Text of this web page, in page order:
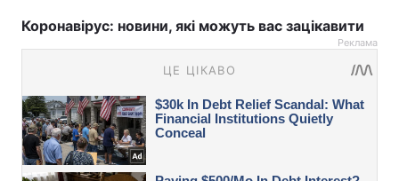
Коронавірус: новини, які можуть вас зацікавити
Реклама